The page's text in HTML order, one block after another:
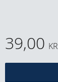
39,00 KR